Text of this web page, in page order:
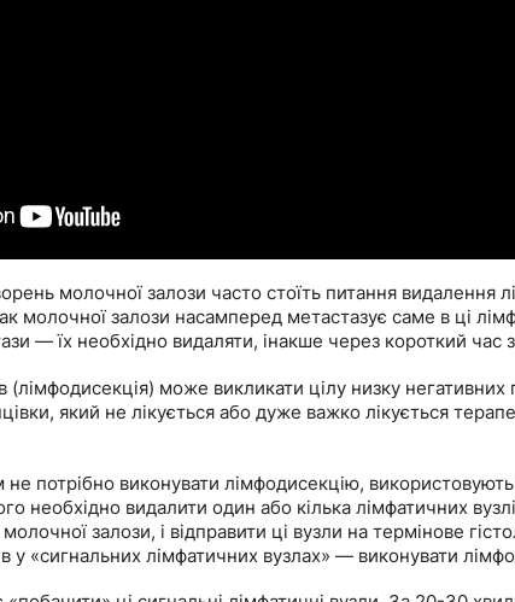
молочної залози часто стоїть питання видалення
молочної залози насамперед метастазує саме в ці
— їх необхідно видаляти, інакше через короткий
(лімфодисекція) може викликати цілу низку негативних
який не лікується або дуже важко лікується
не потрібно виконувати лімфодисекцію,
необхідно видалити один або кілька лімфатичних
молочної залози, і відправити ці вузли на термінове
у «сигнальних лімфатичних вузлах» — виконувати